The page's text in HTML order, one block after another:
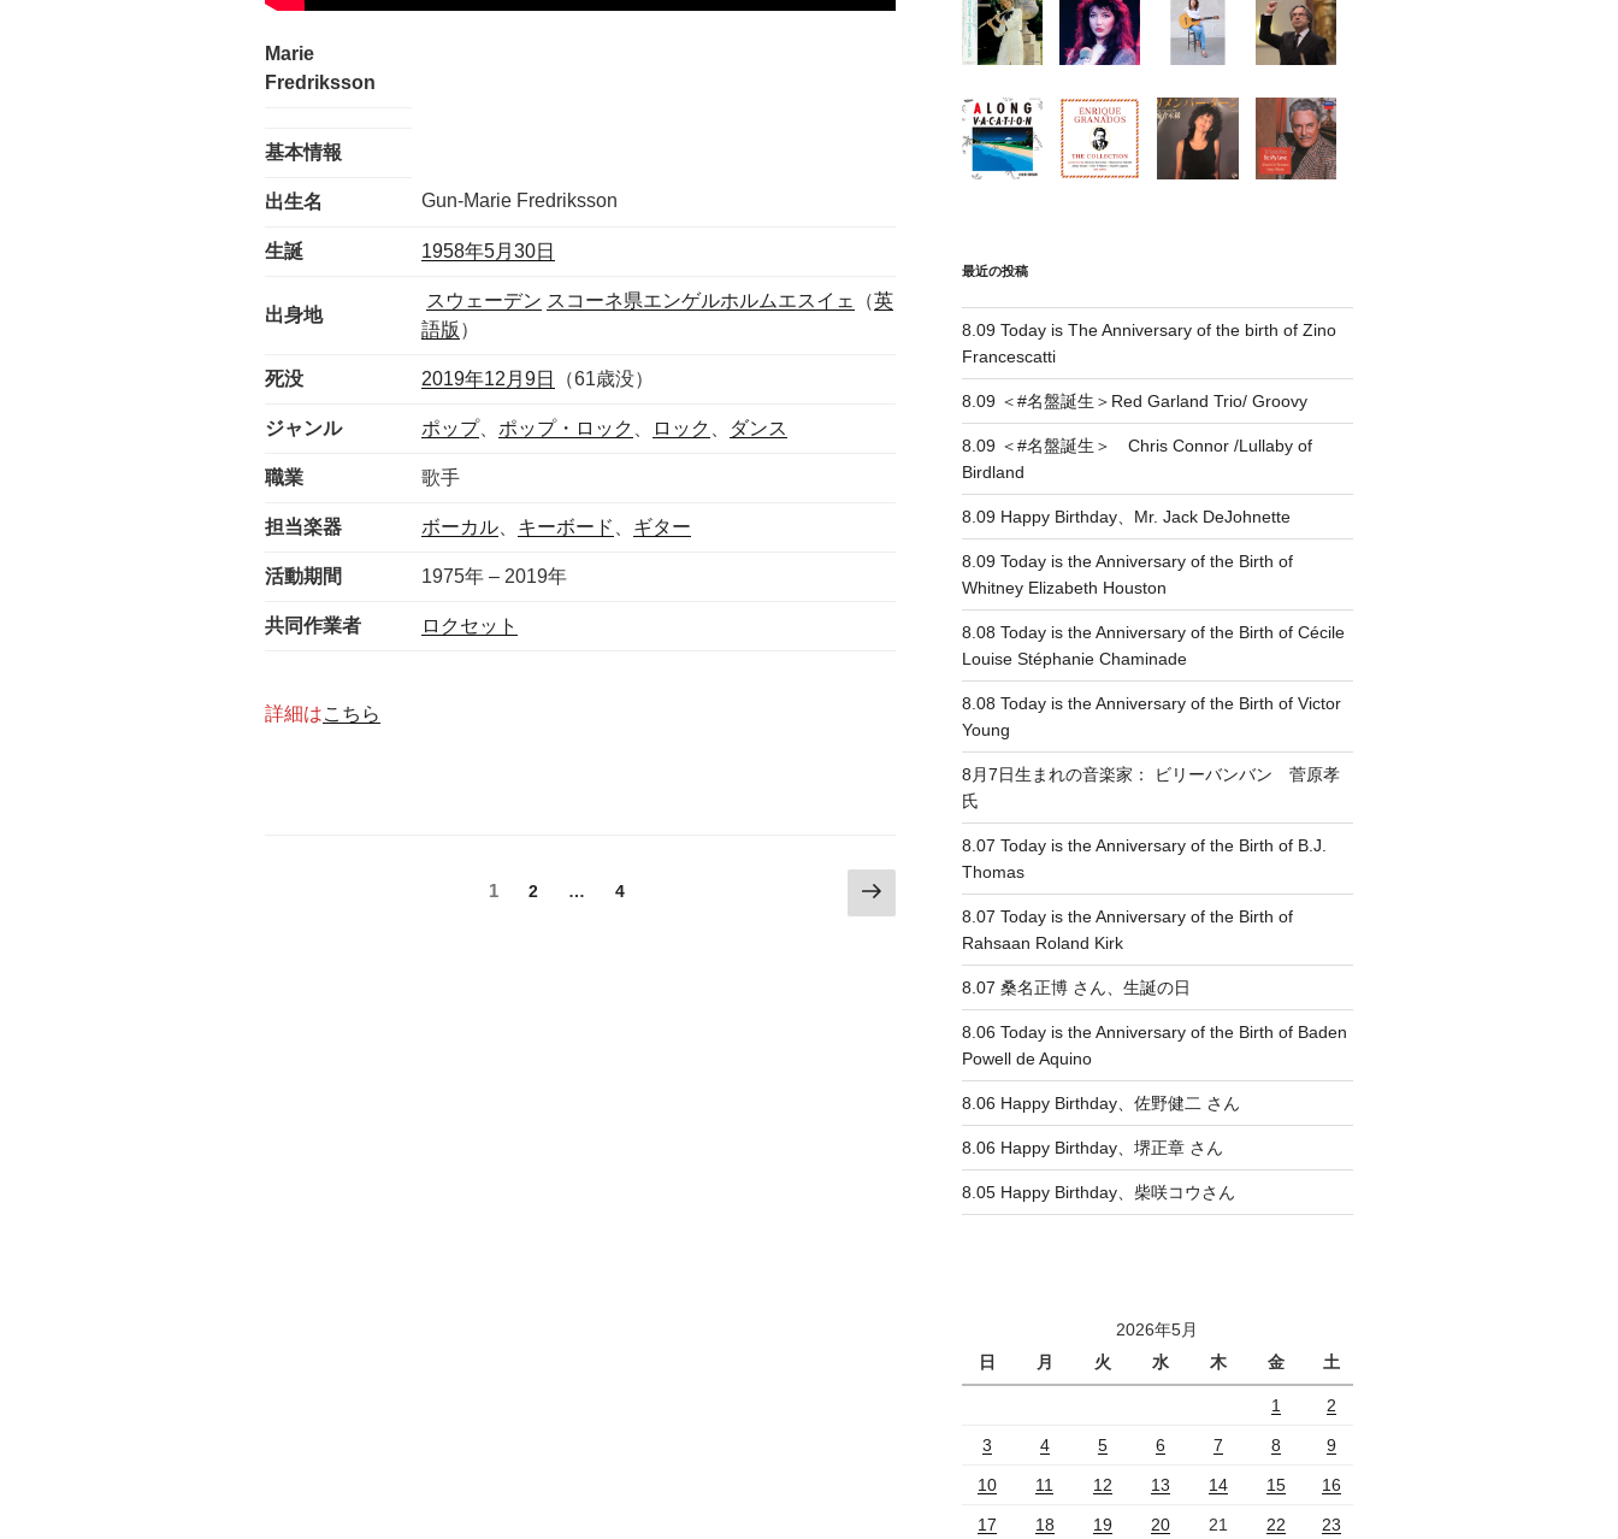
Marie
Fredriksson
基本情報
出生名 Gun-Marie Fredriksson
生誕 1958年5月30日
出身地
スウェーデン スコーネ県エンゲルホルムエスイェ （英
語版 ）
死没 2019年12月9日 （61歳没）
ジャンル ポップ、 ポップ・ロック ロック ダンス
職業 歌手
担当楽器 ボーカル キーボード ギター
活動期間 1975年 – 2019年
共同作業者 ロクセット
詳細はこちら
固
1
固
2 …
固
4
次
の
最近の投稿
8.09 Today is The Anniversary of the birth of Zino
Francescatti
8.09 ＜#名盤誕生＞Red Garland Trio/ Groovy
8.09 ＜#名盤誕生＞ Chris Connor /Lullaby of
Birdland
8.09 Happy Birthday、Mr. Jack DeJohnette
8.09 Today is the Anniversary of the Birth of
Whitney Elizabeth Houston
8.08 Today is the Anniversary of the Birth of Cécile
Louise Stéphanie Chaminade
8.08 Today is the Anniversary of the Birth of Victor
Young
8月7日生まれの音楽家： ビリーバンバン 菅原孝
氏
8.07 Today is the Anniversary of the Birth of B.J.
Thomas
8.07 Today is the Anniversary of the Birth of
Rahsaan Roland Kirk
8.07 桑名正博 さん、生誕の日
8.06 Today is the Anniversary of the Birth of Baden
Powell de Aquino
8.06 Happy Birthday、佐野健二 さん
8.06 Happy Birthday、堺正章 さん
8.05 Happy Birthday、柴咲コウさん
2026年5月
日
月 火 水 木 金 土
1 2
3 4 5 6 7 8 9
10 11 12 13 14 15 16
17 18 19 20 21 22 23